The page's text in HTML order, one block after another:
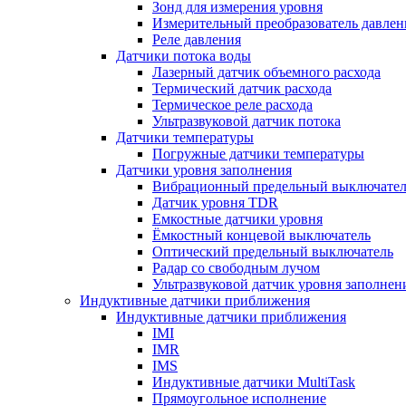
Зонд для измерения уровня
Измерительный преобразователь
Реле давления
Датчики потока воды
Лазерный датчик объемного расхода
Термический датчик расхода
Термическое реле расхода
Ультразвуковой датчик потока
Датчики температуры
Погружные датчики температуры
Датчики уровня заполнения
Вибрационный предельный
Датчик уровня TDR
Емкостные датчики уровня
Ёмкостный концевой выключатель
Оптический предельный выключатель
Радар со свободным лучом
Ультразвуковой датчик уровня
Индуктивные датчики приближения
Индуктивные датчики приближения
IMI
IMR
IMS
Индуктивные датчики MultiTask
Прямоугольное исполнение